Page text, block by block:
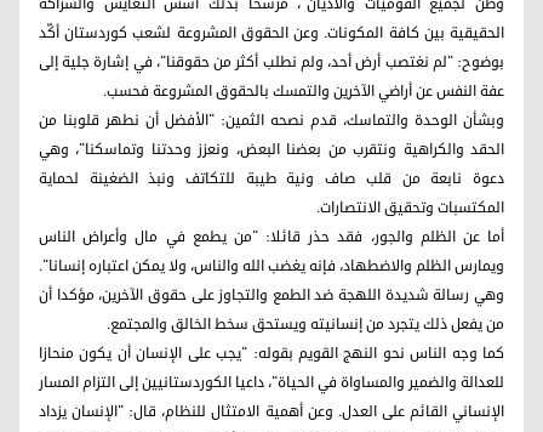
الحقيقية بين كافة المكونات. وعن الحقوق المشروعة لشعب كوردستان أكّد
بوضوح: "لم نغتصب أرض أحد، ولم نطلب أكثر من حقوقنا"، في إشارة جلية إلى
عفة النفس عن أراضي الآخرين والتمسك بالحقوق المشروعة فحسب.
وبشأن الوحدة والتماسك، قدم نصحه الثمين: "الأفضل أن نطهر قلوبنا من
الحقد والكراهية ونتقرب من بعضنا البعض، ونعزز وحدتنا وتماسكنا"، وهي
دعوة نابعة من قلب صاف ونية طيبة للتكاتف ونبذ الضغينة لحماية
المكتسبات وتحقيق الانتصارات.
أما عن الظلم والجور، فقد حذر قائلا: "من يطمع في مال وأعراض الناس
ويمارس الظلم والاضطهاد، فإنه يغضب الله والناس، ولا يمكن اعتباره إنسانا".
وهي رسالة شديدة اللهجة ضد الطمع والتجاوز على حقوق الآخرين، مؤكدا أن
من يفعل ذلك يتجرد من إنسانيته ويستحق سخط الخالق والمجتمع.
كما وجه الناس نحو النهج القويم بقوله: "يجب على الإنسان أن يكون منحازا
للعدالة والضمير والمساواة في الحياة"، داعيا الكوردستانيين إلى التزام المسار
الإنساني القائم على العدل. وعن أهمية الامتثال للنظام، قال: "الإنسان يزداد